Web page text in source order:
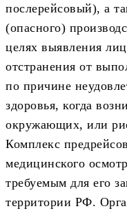
послерейсовый), а
(опасного)
целях выявления
отстранения от
по причине
здоровья, когда
окружающих, или
Комплекс
медицинского
требуемым для его
территории РФ.